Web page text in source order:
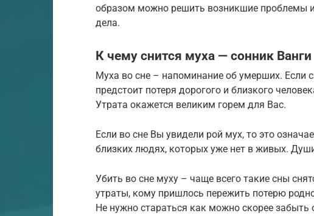
образом можно решить возникшие проблемы
дела.
К чему снится муха — сонник Ванги
Муха во сне – напоминание об умерших. Если
предстоит потеря дорогого и близкого
Утрата окажется великим горем для Вас.
Если во сне Вы увидели рой мух, то это
близких людях, которых уже нет в живых.
Убить во сне муху – чаще всего такие сны
утраты, кому пришлось пережить потерю
Не нужно стараться как можно скорее